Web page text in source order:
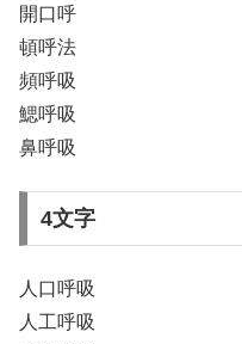
開口呼
頓呼法
頻呼吸
鰓呼吸
鼻呼吸
4文字
人口呼吸
人工呼吸